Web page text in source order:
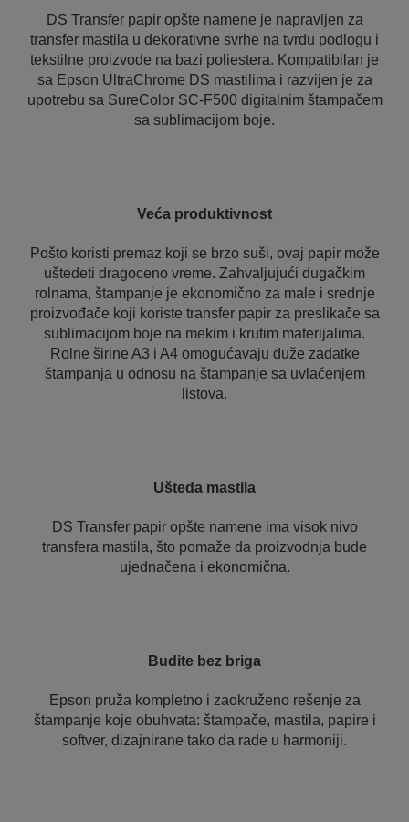
DS Transfer papir opšte namene je napravljen za
transfer mastila u dekorativne svrhe na tvrdu podlogu i
tekstilne proizvode na bazi poliestera. Kompatibilan je
sa Epson UltraChrome DS mastilima i razvijen je za
upotrebu sa SureColor SC-F500 digitalnim štampačem
sa sublimacijom boje.
Veća produktivnost
Pošto koristi premaz koji se brzo suši, ovaj papir može
uštedeti dragoceno vreme. Zahvaljujući dugačkim
rolnama, štampanje je ekonomično za male i srednje
proizvođače koji koriste transfer papir za preslikače sa
sublimacijom boje na mekim i krutim materijalima.
Rolne širine A3 i A4 omogućavaju duže zadatke
štampanja u odnosu na štampanje sa uvlačenjem
listova.
Ušteda mastila
DS Transfer papir opšte namene ima visok nivo
transfera mastila, što pomaže da proizvodnja bude
ujednačena i ekonomična.
Budite bez briga
Epson pruža kompletno i zaokruženo rešenje za
štampanje koje obuhvata: štampače, mastila, papire i
softver, dizajnirane tako da rade u harmoniji.